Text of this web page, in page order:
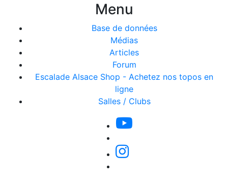
Menu
Base de données
Médias
Articles
Forum
Escalade Alsace Shop - Achetez nos topos en
ligne
Salles / Clubs